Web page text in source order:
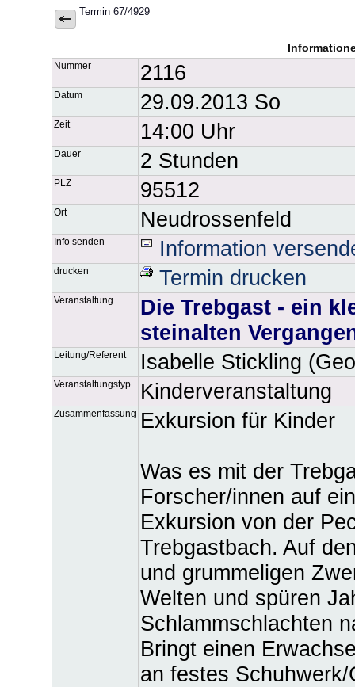
Termin 67/4929
Nummer 2116
Datum 29.09.2013 So
Zeit 14:00 Uhr
Dauer 2 Stunden
PLZ 95512
Ort Neudrossenfeld
Info senden Information
drucken Termin drucken
Veranstaltung
Die Trebgast - ein
steinalten
Leitung/Referent Isabelle Stickling
Veranstaltungstyp Kinderveranstaltung
Zusammenfassung Exkursion für Kinder
Was es mit der
Forscher/innen auf
Exkursion von der
Trebgastbach. Auf
und grummeligen
Welten und spüren
Schlammschlachten
Bringt einen
an festes